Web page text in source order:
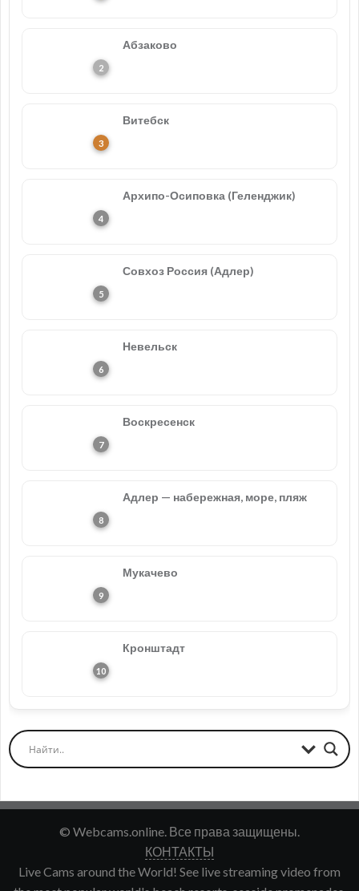
Абзаково
Витебск
Архипо-Осиповка (Геленджик)
Совхоз Россия (Адлер)
Невельск
Воскресенск
Адлер — набережная, море, пляж
Мукачево
Кронштадт
© Webcams.online. Все права защищены.
КОНТАКТЫ
Live Cams around the World! See live streaming video from